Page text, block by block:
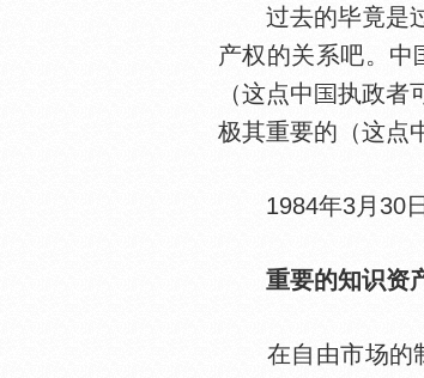
过去的毕竟是过
产权的关系吧。中
（这点中
执政者
极其重要的（这点
1984年3月30日
重要的知识资
在自由市场的制